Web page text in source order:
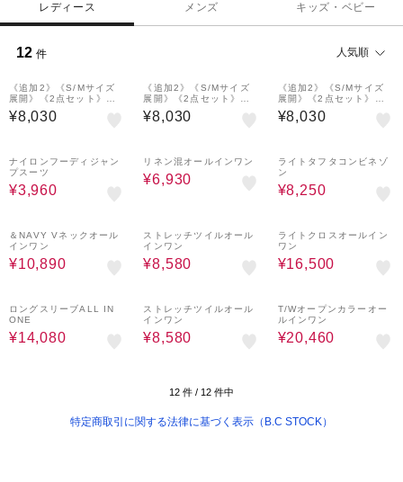
レディース メンズ キッズ・ベビー
12 件 人気順
《追加2》《S/Mサイズ
展開》《2点セット》リ
ネンライクセットアップ
¥8,030
《追加2》《S/Mサイズ
展開》《2点セット》リ
ネンライクセットアップ
¥8,030
《追加2》《S/Mサイズ
展開》《2点セット》リ
ネンライクセットアップ
¥8,030
ナイロンフーディジャン
プスーツ
¥3,960
リネン混オールインワン
¥6,930
ライトタフタコンビネゾ
ン
¥8,250
＆NAVY Vネックオール
インワン
¥10,890
ストレッチツイルオール
インワン
¥8,580
ライトクロスオールイン
ワン
¥16,500
ロングスリーブALL IN
ONE
¥14,080
ストレッチツイルオール
インワン
¥8,580
T/Wオープンカラーオー
ルインワン
¥20,460
12 件 / 12 件中
特定商取引に関する法律に基づく表示（B.C STOCK）